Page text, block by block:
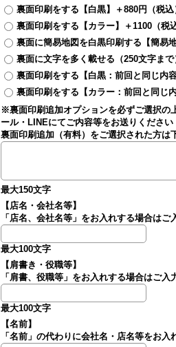
裏面印刷をする【白黒】＋880円（税込
裏面印刷をする【カラー】＋1100（税
裏面に簡易地図を白黒印刷する【簡易
裏面に文字を多く載せる（250文字ま
裏面印刷をする【白黒：前回と同じ内
裏面印刷をする【カラー：前回と同じ
※裏面印刷追加オプションを必ずご選択
ール・LINEにてご内容等をお送りください
裏面印刷追加（有料）をご選択された方
最大150文字
【店名・会社名等】
「店名、会社名等」をお入れする場合はご
最大100文字
【肩書き・役職等】
「肩書、役職等」をお入れする場合はご入
最大100文字
【名前】
「名前」の代わりに会社名・店名等をお